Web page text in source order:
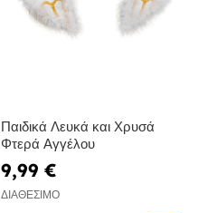
Παιδικά Λευκά και Χρυσά
Φτερά Αγγέλου
9,99 €
ΔΙΑΘΈΣΙΜΟ